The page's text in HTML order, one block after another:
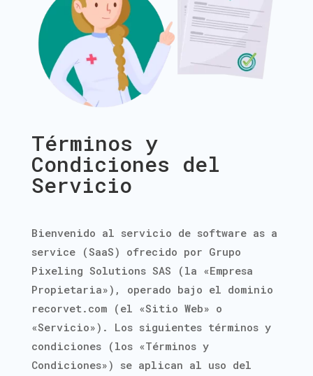
Términos y
Condiciones del
Servicio
Bienvenido al servicio de software as a
service (SaaS) ofrecido por Grupo
Pixeling Solutions SAS (la «Empresa
Propietaria»), operado bajo el dominio
recorvet.com (el «Sitio Web» o
«Servicio»). Los siguientes términos y
condiciones (los «Términos y
Condiciones») se aplican al uso del